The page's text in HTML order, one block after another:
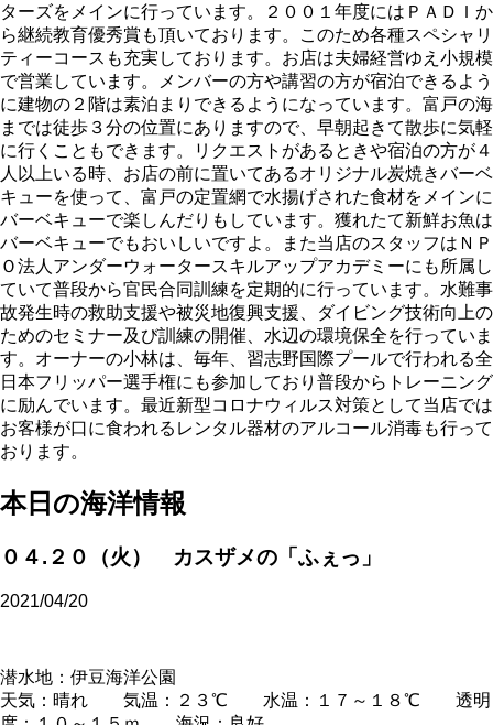
ターズをメインに行っています。２００１年度にはＰＡＤＩか
ら継続教育優秀賞も頂いております。このため各種スペシャリ
ティーコースも充実しております。お店は夫婦経営ゆえ小規模
で営業しています。メンバーの方や講習の方が宿泊できるよう
に建物の２階は素泊まりできるようになっています。富戸の海
までは徒歩３分の位置にありますので、早朝起きて散歩に気軽
に行くこともできます。リクエストがあるときや宿泊の方が４
人以上いる時、お店の前に置いてあるオリジナル炭焼きバーベ
キューを使って、富戸の定置網で水揚げされた食材をメインに
バーベキューで楽しんだりもしています。獲れたて新鮮お魚は
バーベキューでもおいしいですよ。また当店のスタッフはＮＰ
Ｏ法人アンダーウォータースキルアップアカデミーにも所属し
ていて普段から官民合同訓練を定期的に行っています。水難事
故発生時の救助支援や被災地復興支援、ダイビング技術向上の
ためのセミナー及び訓練の開催、水辺の環境保全を行っていま
す。オーナーの小林は、毎年、習志野国際プールで行われる全
日本フリッパー選手権にも参加しており普段からトレーニング
に励んでいます。最近新型コロナウィルス対策として当店では
お客様が口に食われるレンタル器材のアルコール消毒も行って
おります。
本日の海洋情報
０４.２０（火） カスザメの「ふぇっ」
2021/04/20
潜水地：伊豆海洋公園
天気：晴れ 気温：２３℃ 水温：１７～１８℃ 透明